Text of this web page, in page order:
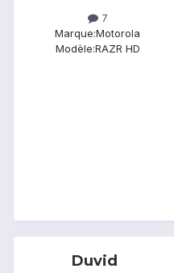
7
Marque:Motorola
Modèle:RAZR HD
Duvid